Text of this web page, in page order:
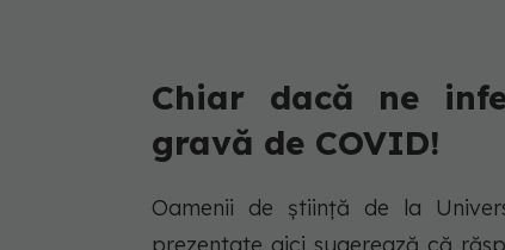
Chiar dacă ne
gravă de COVID!
Oamenii de știință de la
prezentate aici sugerează că